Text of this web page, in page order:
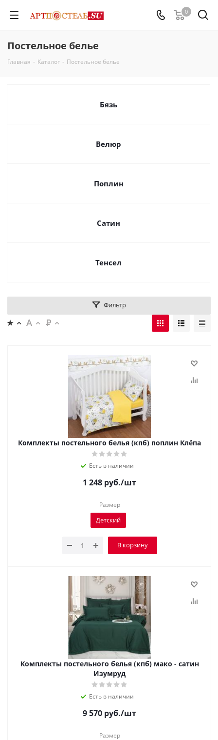
0
Постельное белье
Главная - Каталог - Постельное белье
Бязь
Велюр
Поплин
Сатин
Тенсел
Фильтр
Комплекты постельного белья (кпб) поплин Клёпа
Есть в наличии
1 248 руб./шт
Размер
Детский
В корзину
Комплекты постельного белья (кпб) мако - сатин
Изумруд
Есть в наличии
9 570 руб./шт
Размер